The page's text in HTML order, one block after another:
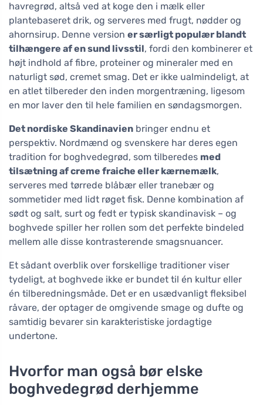
havregrød, altså ved at koge den i mælk eller
plantebaseret drik, og serveres med frugt, nødder og
ahornsirup. Denne version er særligt populær blandt
tilhængere af en sund livsstil, fordi den kombinerer et
højt indhold af fibre, proteiner og mineraler med en
naturligt sød, cremet smag. Det er ikke ualmindeligt, at
en atlet tilbereder den inden morgentræning, ligesom
en mor laver den til hele familien en søndagsmorgen.
Det nordiske Skandinavien bringer endnu et
perspektiv. Nordmænd og svenskere har deres egen
tradition for boghvedegrød, som tilberedes med
tilsætning af creme fraiche eller kærnemælk,
serveres med tørrede blåbær eller tranebær og
sommetider med lidt røget fisk. Denne kombination af
sødt og salt, surt og fedt er typisk skandinavisk – og
boghvede spiller her rollen som det perfekte bindeled
mellem alle disse kontrasterende smagsnuancer.
Et sådant overblik over forskellige traditioner viser
tydeligt, at boghvede ikke er bundet til én kultur eller
én tilberedningsmåde. Det er en usædvanligt fleksibel
råvare, der optager de omgivende smage og dufte og
samtidig bevarer sin karakteristiske jordagtige
undertone.
Hvorfor man også bør elske
boghvedegrød derhjemme